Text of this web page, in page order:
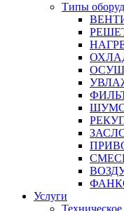
Типы
Услуги